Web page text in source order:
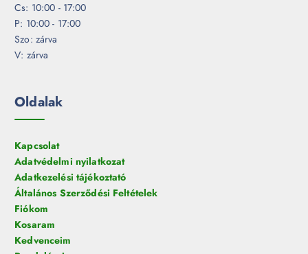
Cs: 10:00 - 17:00
P: 10:00 - 17:00
Szo: zárva
V: zárva
Oldalak
Kapcsolat
Adatvédelmi nyilatkozat
Adatkezelési tájékoztató
Általános Szerződési Feltételek
Fiókom
Kosaram
Kedvenceim